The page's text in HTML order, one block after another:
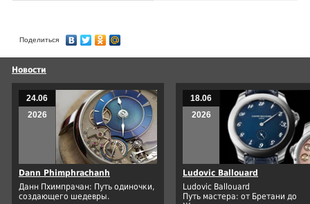
Поделиться
Новости
24.06
2026
Dann Phimphrachanh
Данн Пхимпрачан: Путь одиночки,
создающего шедевры.
18.06
2026
Ludovic Ballouard
Ludovic Ballouard
Путь мастера: от Бретани до